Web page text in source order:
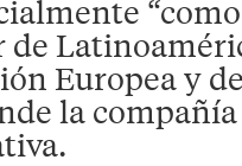
de
Europea y
la